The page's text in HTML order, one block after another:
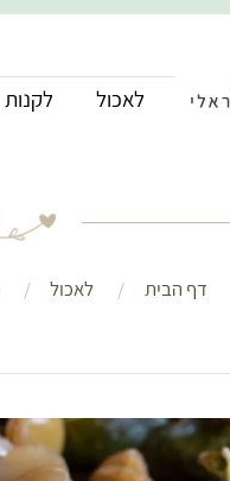
לאכול לקנות
דף הבית לאכול